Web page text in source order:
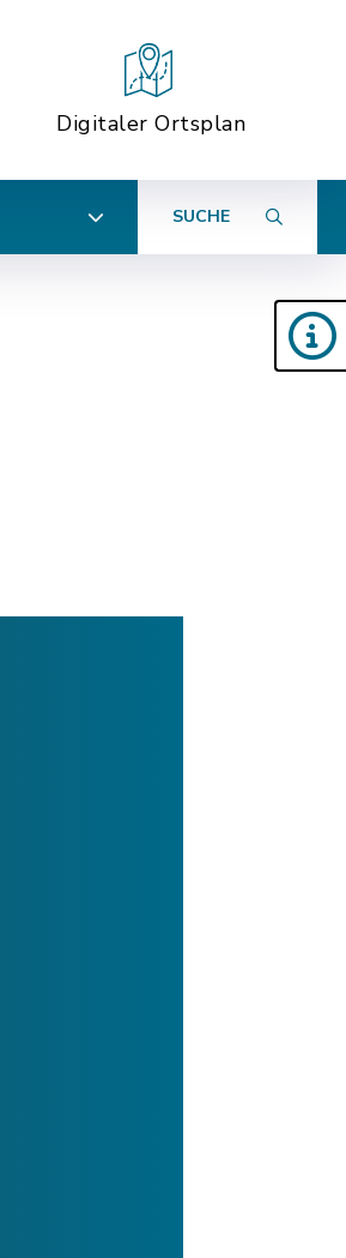
Digitaler Ortsplan
SUCHE